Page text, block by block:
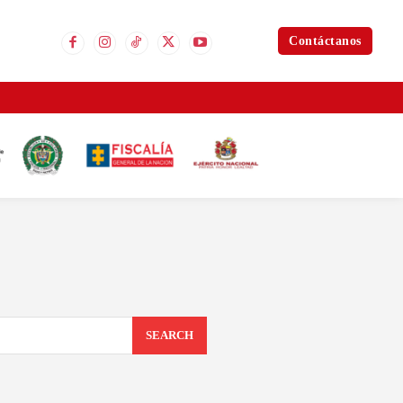
Contáctanos
SEARCH